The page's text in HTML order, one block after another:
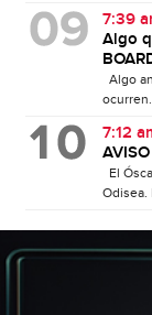
7:39
Algo
Algo
7:12
El
Odisea.